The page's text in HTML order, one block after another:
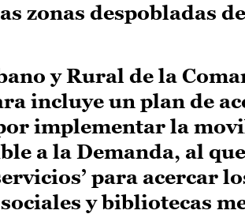
zonas despobladas
y Rural de la
incluye un plan de
implementar la
a la Demanda, al
para acercar
y bibliotecas